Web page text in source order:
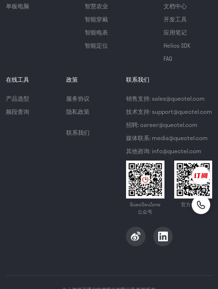
单板电脑
智慧农业
智能穿戴
智能电表
智能定位
文档中心
开发工具
应用笔记
Helios SDK
FAQ
在线工具
产品选型
频段查询
政策
服务协议
隐私政策
联系我们
联系我们
销售支持: sales@quectel.com
技术支持: support@quectel.com
招聘: career@quectel.com
媒体联系: media@quectel.com
其他咨询: info@quectel.com
QuecDevZone
公众号
官方公众号